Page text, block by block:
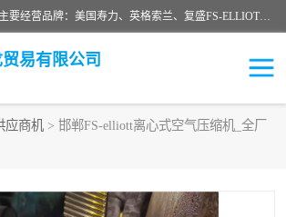
绍兴金戈贸易有限公司主要经营品牌：美国寿力、英格索兰、复盛FS-ELLIOTT，库伯COOPER、阿特拉斯等品牌空压机及配件销售；承接全厂空气压缩机管理、维护保养；节能改造；气体干燥机销售、维护、维修、保养。销售各种品牌空压机空气滤芯、油滤芯、油气分离器；精密过滤器滤芯；除油雾滤芯；抽真空滤芯，消音器，疏水器。劳务承接：全厂空压机维修保养工程，安装工程；移机或汰换工程；节能改造工程等。
易有限公司
应商机 > 邯郸FS-elliott离心式空气压缩机_全厂
英格索兰配件